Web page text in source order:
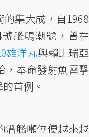
集大成，自1968
艦鳴潮號，曾在
雄洋丸與賴比瑞亞
，奉命發射魚雷擊
首例。
潛艦噸位便越來越